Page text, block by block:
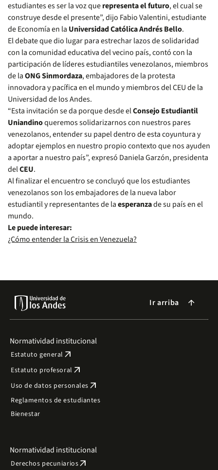
estudiantes es ser la voz querepresenta el futuro, el cual se
construye desde el presente”, dijo Fabio Valentini, estudiante
de Economía en la Universidad Católica Andrés Bello.
El debate que dio lugar para estrechar lazos de solidaridad
con la comunidad educativa del vecino país, contó con la
participación de líderes estudiantiles venezolanos, miembros
de laONG Sinmordaza, embajadores de la protesta
innovadora y pacífica en el mundo y miembros del CEU de la
Universidad de los Andes.
“Esta invitación se da porque desde elConsejo Estudiantil
Uniandinoqueremos solidarizarnos con nuestros pares
venezolanos, entender su papel dentro de esta coyuntura y
adoptar ejemplos en nuestro propio contexto que nos ayuden
a aportar a nuestro país”, expresó Daniela Garzón, presidenta
delCEU.
Al finalizar el encuentro se concluyó que los estudiantes
venezolanos son los embajadores de la nueva labor
estudiantil y representantes de laesperanzade su país en el
mundo.
Le puede interesar:
¿Cómo entender la Crisis en Venezuela?
Ir arriba arrow_forward
Normatividad institucional
Estatuto general arrow_outward
Estatuto profesoral arrow_outward
Uso de datos personales arrow_outward
Reglamentos de estudiantes
Bienestar
Normatividad institucional
Derechos pecuniariosarrow_outward